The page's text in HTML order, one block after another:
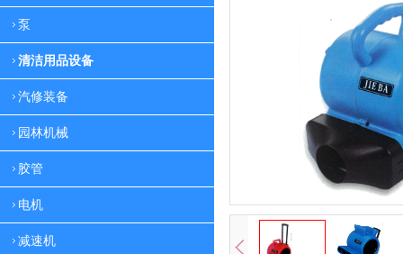
泵
清洁用品设备
汽修装备
园林机械
胶管
电机
减速机